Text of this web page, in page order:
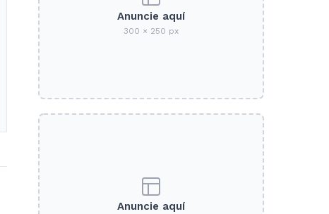
Anuncie aquí
300 × 250 px
Anuncie aquí